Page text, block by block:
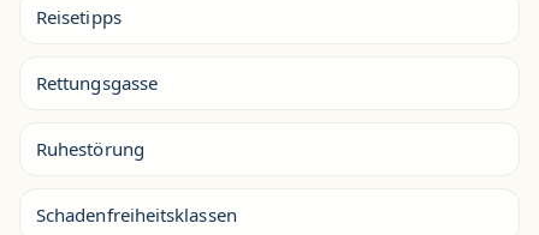
Reisetipps
Rettungsgasse
Ruhestörung
Schadenfreiheitsklassen